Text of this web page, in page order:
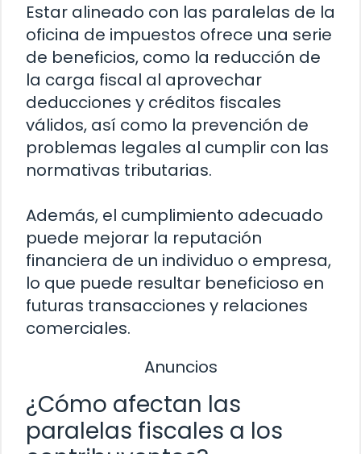
Estar alineado con las paralelas de la
oficina de impuestos ofrece una serie
de beneficios, como la reducción de
la carga fiscal al aprovechar
deducciones y créditos fiscales
válidos, así como la prevención de
problemas legales al cumplir con las
normativas tributarias.
Además, el cumplimiento adecuado
puede mejorar la reputación
financiera de un individuo o empresa,
lo que puede resultar beneficioso en
futuras transacciones y relaciones
comerciales.
Anuncios
¿Cómo afectan las
paralelas fiscales a los